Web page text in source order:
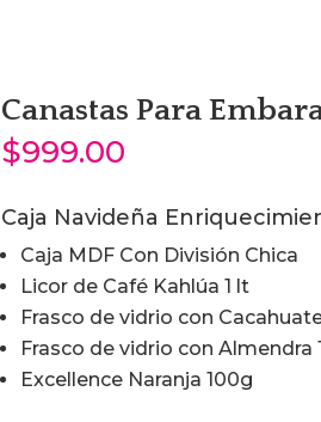
Canastas Para
$999.00
Caja Navideña
Caja MDF Con División Chica
Licor de Café Kahlúa 1 lt
Frasco de vidrio con
Frasco de vidrio con Almendra
Excellence Naranja 100g